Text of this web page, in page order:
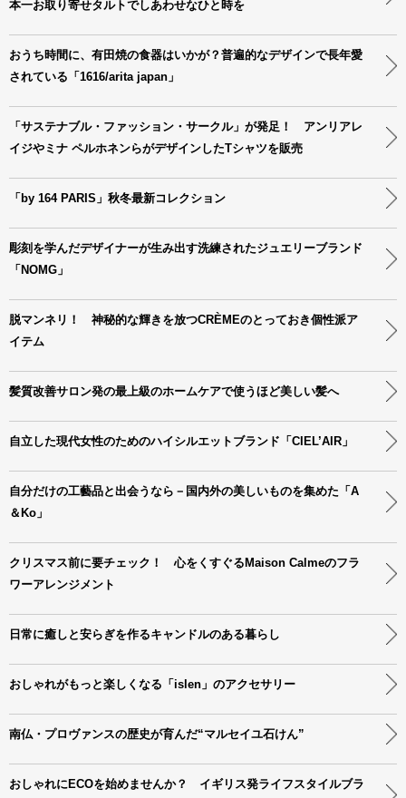
本一お取り寄せタルトでしあわせなひと時を
おうち時間に、有田焼の食器はいかが？普遍的なデザインで長年愛
されている「1616/arita japan」
「サステナブル・ファッション・サークル」が発足！ アンリアレ
イジやミナ ペルホネンらがデザインしたTシャツを販売
「by 164 PARIS」秋冬最新コレクション
彫刻を学んだデザイナーが生み出す洗練されたジュエリーブランド
「NOMG」
脱マンネリ！ 神秘的な輝きを放つCRÈMEのとっておき個性派ア
イテム
髪質改善サロン発の最上級のホームケアで使うほど美しい髪へ
自立した現代女性のためのハイシルエットブランド「CIEL’AIR」
自分だけの工藝品と出会うなら－国内外の美しいものを集めた「A
＆Ko」
クリスマス前に要チェック！ 心をくすぐるMaison Calmeのフラ
ワーアレンジメント
日常に癒しと安らぎを作るキャンドルのある暮らし
おしゃれがもっと楽しくなる「islen」のアクセサリー
南仏・プロヴァンスの歴史が育んだ“マルセイユ石けん”
おしゃれにECOを始めませんか？ イギリス発ライフスタイルブラ